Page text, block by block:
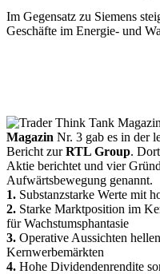
Im Gegensatz zu Siemens
Geschäfte im Energie- und
Magazin Nr. 3 gab es in der
Bericht zurRTL Group.
Aktie berichtet und vier
Aufwärtsbewegung genannt.
1. Substanzstarke Werte mit
2. Starke Marktposition im
für Wachstumsphantasie
3. Operative Aussichten
Kernwerbemärkten
4. Hohe Dividendenrendite